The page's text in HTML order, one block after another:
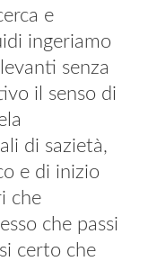
e
ingeriamo
senza
il senso di
di sazietà,
e di inizio
che
che passi
certo che